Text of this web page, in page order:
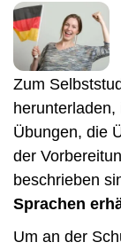
Zum
Übungen, die
der
beschrieben
Sprachen
Um an der